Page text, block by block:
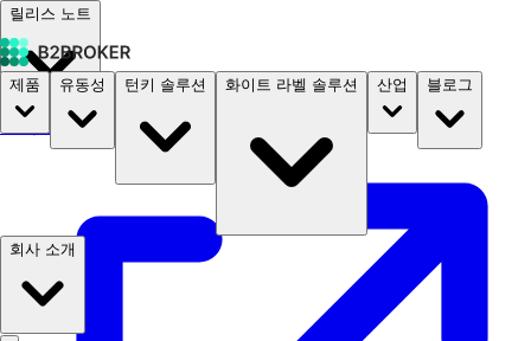
릴리스 노트
문서 요금B2STORE
제품 유동성 턴키 솔루션 화이트 라벨 솔루션 산업 블로그
회사 소개